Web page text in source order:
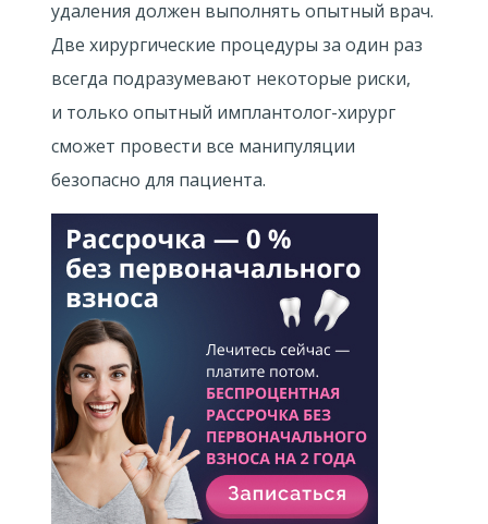
удаления должен выполнять опытный врач.
Две хирургические процедуры за один раз
всегда подразумевают некоторые риски,
и только опытный имплантолог-хирург
сможет провести все манипуляции
безопасно для пациента.